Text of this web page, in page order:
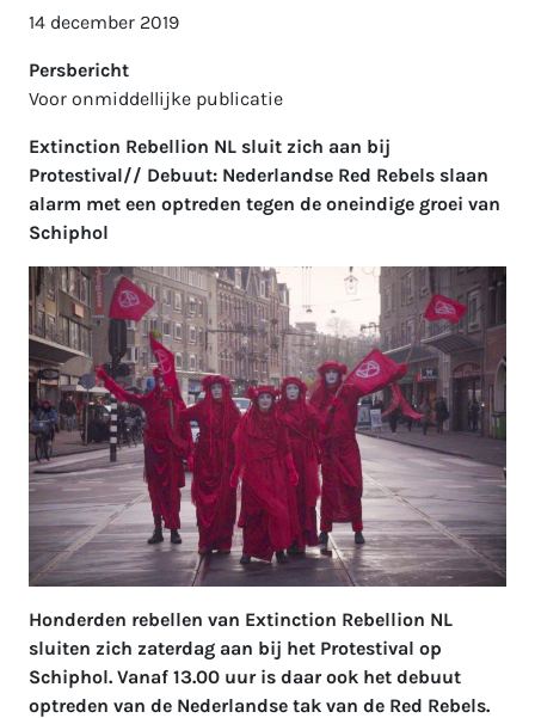
14 december 2019
Persbericht
Voor onmiddellijke publicatie
Extinction Rebellion NL sluit zich aan bij
Protestival// Debuut: Nederlandse Red Rebels slaan
alarm met een optreden tegen de oneindige groei van
Schiphol
Honderden rebellen van Extinction Rebellion NL
sluiten zich zaterdag aan bij het Protestival op
Schiphol. Vanaf 13.00 uur is daar ook het debuut
optreden van de Nederlandse tak van de Red Rebels.